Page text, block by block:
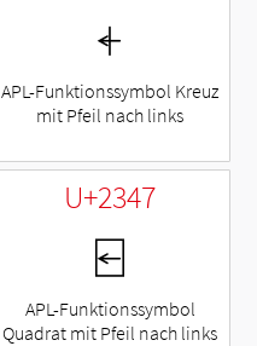
⍅
APL-Funktionssymbol Kreuz
mit Pfeil nach links
U+2347
⍇
APL-Funktionssymbol
Quadrat mit Pfeil nach links